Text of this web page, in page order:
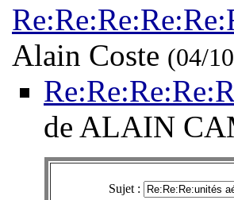
Alain Coste (04/
de ALAIN
Sujet :